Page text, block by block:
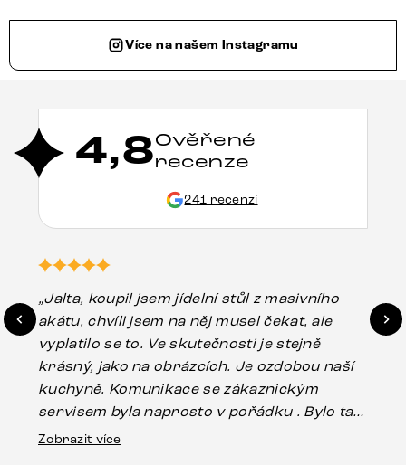
Více na našem Instagramu
4,8Ověřené
recenze
241 recenzí
„Jalta, koupil jsem jídelní stůl z masivního
akátu, chvíli jsem na něj musel čekat, ale
vyplatilo se to. Ve skutečnosti je stejně
krásný, jako na obrázcích. Je ozdobou naší
kuchyně. Komunikace se zákaznickým
servisem byla naprosto v pořádku . Bylo tam
drobné poškození u nohy stolu, které mohlo
Zobrazit více